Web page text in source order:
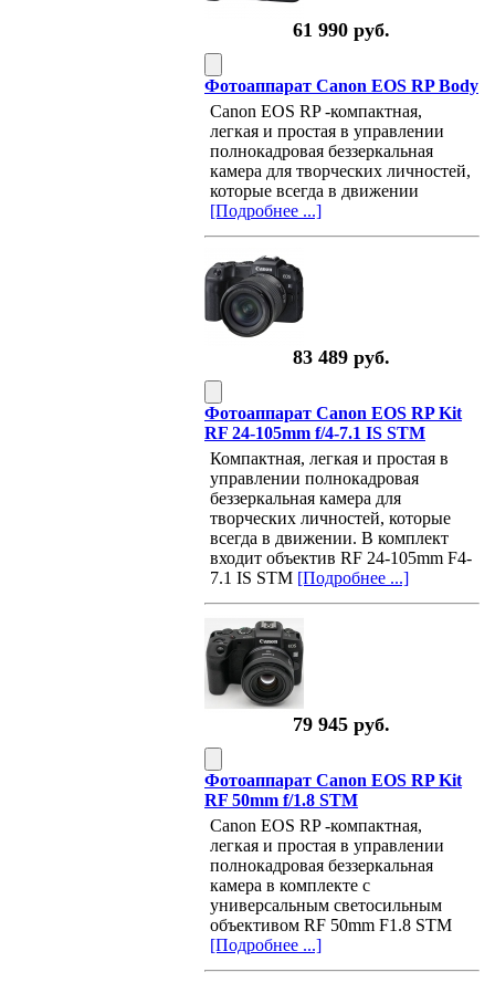
61 990 руб.
Фотоаппарат Canon EOS RP Body
Canon EOS RP -компактная,
легкая и простая в управлении
полнокадровая беззеркальная
камера для творческих личностей,
которые всегда в движении
[Подробнее ...]
83 489 руб.
Фотоаппарат Canon EOS RP Kit
RF 24-105mm f/4-7.1 IS STM
Компактная, легкая и простая в
управлении полнокадровая
беззеркальная камера для
творческих личностей, которые
всегда в движении. В комплект
входит объектив RF 24-105mm F4-
7.1 IS STM [Подробнее ...]
79 945 руб.
Фотоаппарат Canon EOS RP Kit
RF 50mm f/1.8 STM
Canon EOS RP -компактная,
легкая и простая в управлении
полнокадровая беззеркальная
камера в комплекте с
универсальным светосильным
объективом RF 50mm F1.8 STM
[Подробнее ...]